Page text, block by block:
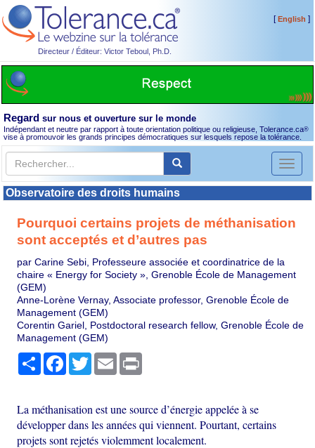
Directeur / Éditeur: Victor Teboul, Ph.D.
[English ]
Regard sur nous et ouverture sur le monde
Indépendant et neutre par rapport à toute orientation politique ou religieuse, Tolerance.ca®
vise à promouvoir les grands principes démocratiques sur lesquels repose la tolérance.
Toggle
Observatoire des droits humains
Pourquoi certains projets de méthanisation
sont acceptés et d’autres pas
par Carine Sebi, Professeure associée et coordinatrice de la
chaire « Energy for Society », Grenoble École de Management
(GEM)
Anne-Lorène Vernay, Associate professor, Grenoble École de
Management (GEM)
Corentin Gariel, Postdoctoral research fellow, Grenoble École de
Management (GEM)
PartagerFacebook
TwitterEmail
La méthanisation est une source d’énergie appelée à se
développer dans les années qui viennent. Pourtant, certains
projets sont rejetés violemment localement.